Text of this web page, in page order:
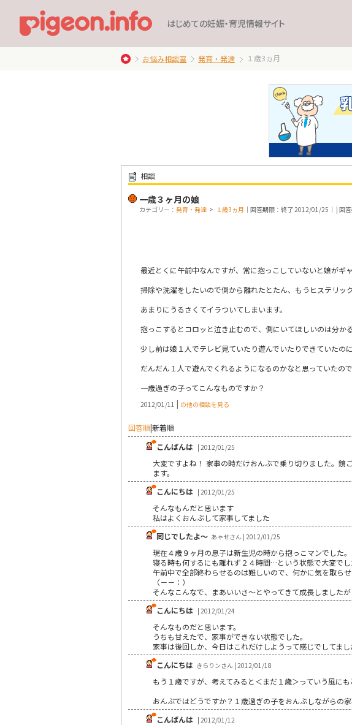
はじめての妊娠・育児情報サイト
お悩み相談室 発育・発達 １歳3ヵ月
相談
一歳３ヶ月の娘
カテゴリー： 発育・発達 > １歳3ヵ月 ｜回答期限：終了 2012/01/25｜ | 回
最近とくに午前中なんですが、常に抱っこしていないと娘がギャ
掃除や洗濯をしたいので側から離れたとたん、もうヒステリック
あまりにうるさくてイラついてしまいます。
抱っこするとコロッと泣き止むので、側にいてほしいのは分か
少し前は娘１人でテレビ見ていたり遊んでいたりできていたの
だんだん１人で遊んでくれるようになるのかなと思っていたので
一歳過ぎの子ってこんなものですか？
2012/01/11 | の他の相談を見る
回答順|新着順
こんばんは | 2012/01/25
大変ですよね！ 家事の時だけおんぶで乗り切りました。
ます。
こんにちは | 2012/01/25
そんなもんだと思います
私はよくおんぶして家事してました
同じでしたよ～ あゃせさん | 2012/01/25
現在４歳９ヶ月の息子は新生児の時から抱っこマンでした。
寝る時も何するにも離れず２４時間…という状態で大変でし
午前中で全部終わらせるのは難しいので、何かに気を取ら
（－－：）
そんなこんなで、まあいいさ～とやってきて成長しました
こんにちは | 2012/01/24
そんなものだと思います。
うちも甘えたで、家事ができない状態でした。
家事は後回しか、今日はこれだけしようって感じでしてまし
こんにちは きらりンさん | 2012/01/18
もう１歳ですが、考えてみると＜まだ１歳＞っていう風にも
おんぶではどうですか？１歳過ぎの子をおんぶしながらの家
こんばんは | 2012/01/12